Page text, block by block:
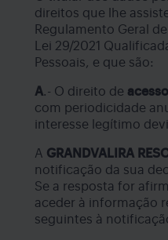
direitos que lhe
Regulamento Geral
Lei 29/2021
Pessoais, e que são:
A.- O direito de acesso
com periodicidade
interesse legítimo
A GRANDVALIRA
notificação da sua
Se a resposta for
aceder à informação
seguintes à